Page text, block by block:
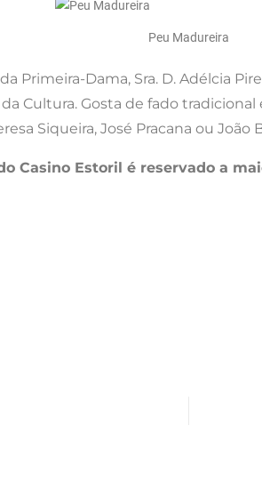
Peu Madureira
Primeira-Dama, Sra. D. Adélcia
Cultura. Gosta de fado
Siqueira, José Pracana ou João
Casino Estoril é reservado a